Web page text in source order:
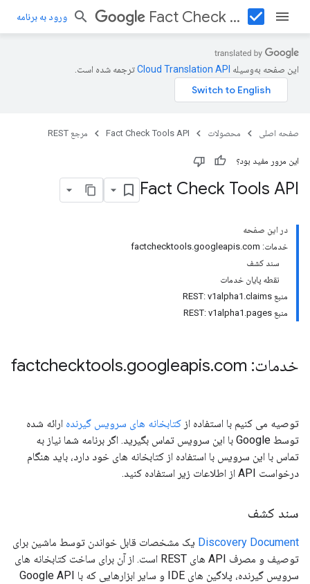
check_box
Fact Check Tools API ورود به برنامه
این صفحه به‌وسیله ترجمه شده است.
صفحه اصلی محصولات Fact Check Tools API مرجع REST
این مرور مفید بود؟
Fact Check Tools API
در این صفحه
خدمات: factchecktools.googleapis.com
سند کشف
نقطه پایان خدمات
منبع REST: v1alpha1.claims
منبع REST: v1alpha1.pages
خدمات: factchecktools .googleapis.com
توصیه می کنیم با استفاده از کتابخانه های سرویس گیرنده ارائه شده
توسط Google با این سرویس تماس بگیرید. اگر برنامه شما نیاز به
تماس با این سرویس با استفاده از کتابخانه های خود دارد، باید هنگام
درخواست API از اطلاعات زیر استفاده کنید.
سند کشف
Discovery Document یک مشخصات قابل خواندن توسط ماشین برای
توصیف و مصرف API های REST است. از آن برای ساخت کتابخانه های
سرویس گیرنده، پلاگین های IDE و سایر ابزارهایی که با Google API